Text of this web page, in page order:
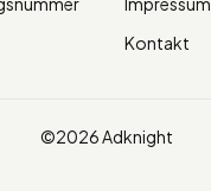
Kontakt
©2026 Adknight